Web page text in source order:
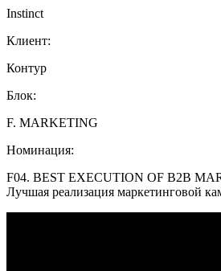
Instinct
Клиент:
Контур
Блок:
F. MARKETING
Номинация:
F04. BEST EXECUTION OF B2B
Лучшая реализация маркетинговой